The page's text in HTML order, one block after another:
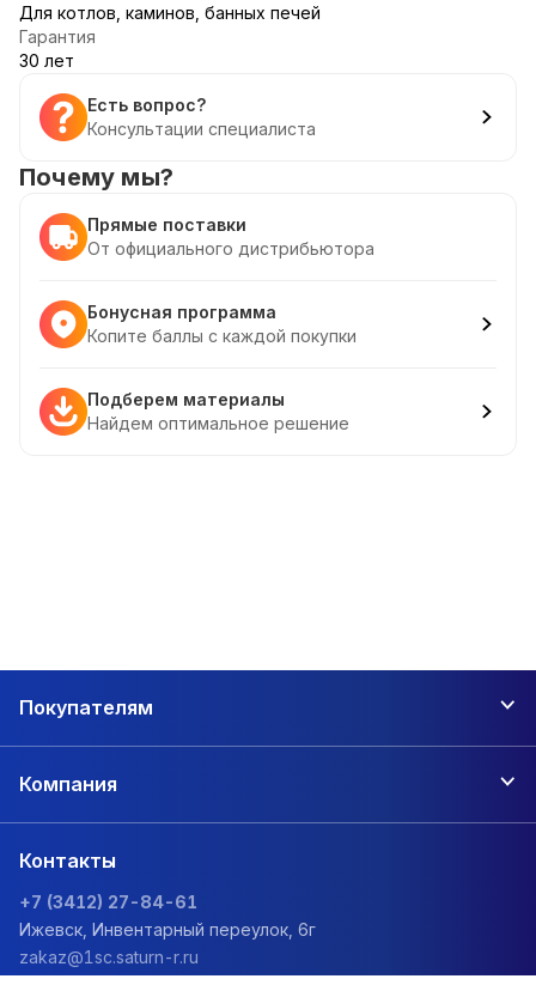
Для котлов, каминов, банных печей
Гарантия
30 лет
Есть вопрос?
Консультации специалиста
Почему мы?
Прямые поставки
От официального дистрибьютора
Бонусная программа
Копите баллы с каждой покупки
Подберем материалы
Найдем оптимальное решение
Покупателям
Компания
Контакты
+7 (3412) 27-84-61
Ижевск, Инвентарный переулок, 6г
zakaz@1sc.saturn-r.ru